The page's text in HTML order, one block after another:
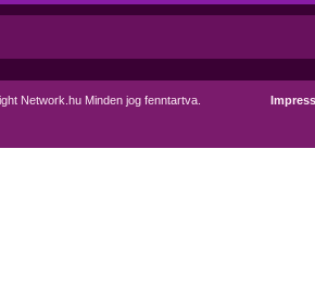
Network.hu Minden jog fenntartva.